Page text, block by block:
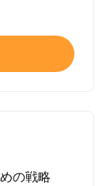
の戦略